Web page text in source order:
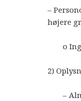
–
højere
o
2)
–